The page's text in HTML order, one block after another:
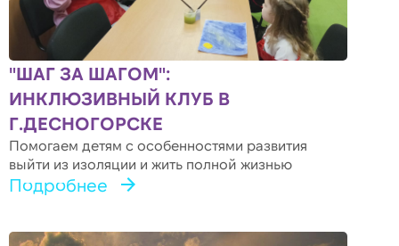
"ШАГ ЗА ШАГОМ":
ИНКЛЮЗИВНЫЙ КЛУБ В
Г.ДЕСНОГОРСКЕ
Помогаем детям с особенностями развития
выйти из изоляции и жить полной жизнью
Подробнее